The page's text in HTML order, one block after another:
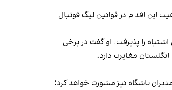
این اقدام در قوانین لیگ فوتبال
را پذیرفت. او گفت در برخی
مغایرت دارد.
هواداران و مدیران باشگاه نیز مشورت خواهد کرد؛